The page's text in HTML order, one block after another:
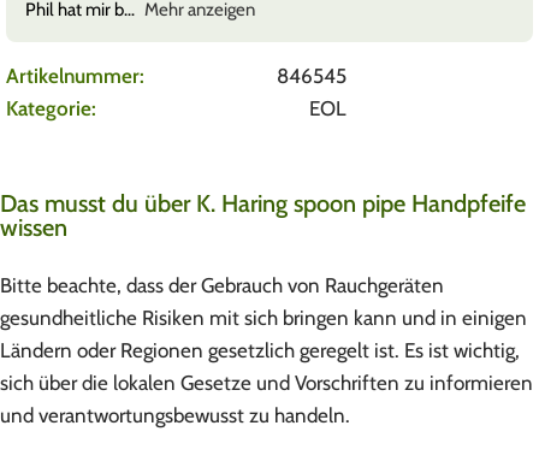
Phil hat mir b Mehr anzeigen
Artikelnummer:
846545
Kategorie:
EOL
Das musst du über K. Haring spoon pipe Handpfeife
wissen
Bitte beachte, dass der Gebrauch von Rauchgeräten
gesundheitliche Risiken mit sich bringen kann und in einigen
Ländern oder Regionen gesetzlich geregelt ist. Es ist wichtig,
sich über die lokalen Gesetze und Vorschriften zu informieren
und verantwortungsbewusst zu handeln.